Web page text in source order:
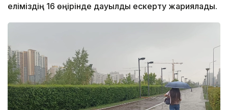
еліміздің 16 өңірінде дауылды ескерту жариялады.